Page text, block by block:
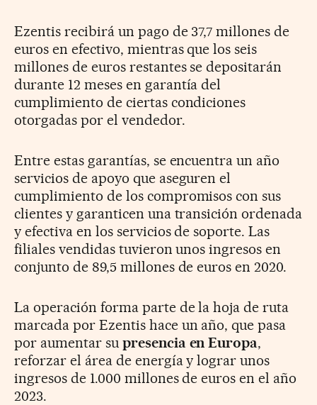
Ezentis recibirá un pago de 37,7 millones de
euros en efectivo, mientras que los seis
millones de euros restantes se depositarán
durante 12 meses en garantía del
cumplimiento de ciertas condiciones
otorgadas por el vendedor.
Entre estas garantías, se encuentra un año
servicios de apoyo que aseguren el
cumplimiento de los compromisos con sus
clientes y garanticen una transición ordenada
y efectiva en los servicios de soporte. Las
filiales vendidas tuvieron unos ingresos en
conjunto de 89,5 millones de euros en 2020.
La operación forma parte de la hoja de ruta
marcada por Ezentis hace un año, que pasa
por aumentar su presencia en Europa,
reforzar el área de energía y lograr unos
ingresos de 1.000 millones de euros en el año
2023.